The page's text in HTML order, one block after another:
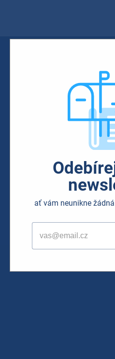
ať vám neunikne